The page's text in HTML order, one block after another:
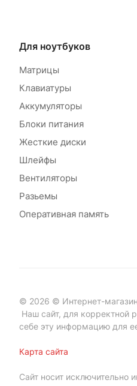
Для ноутбуков
Матрицы
Клавиатуры
Аккумуляторы
Блоки питания
Жесткие диски
Шлейфы
Вентиляторы
Разьемы
Оперативная память
© 2026 © Интернет-
Наш сайт, для корректной
себе эту информацию для
Карта сайта
Сайт носит исключительно